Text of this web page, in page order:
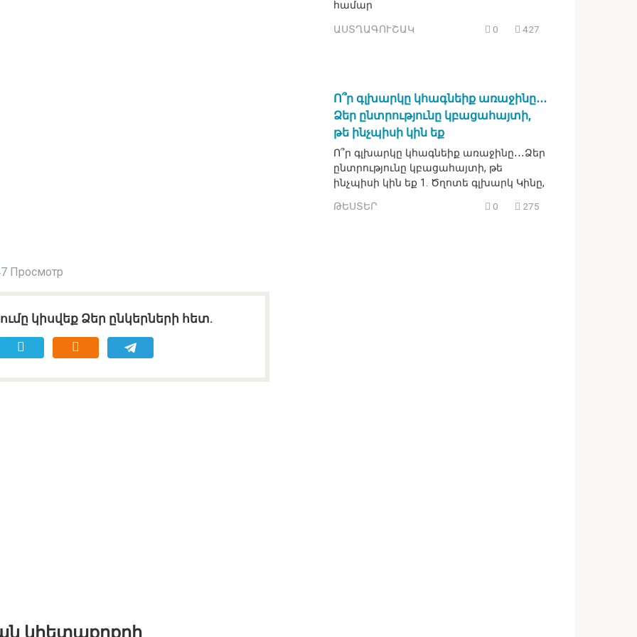
Просмотр
կիսվեք Ձեր ընկերների հետ.
կհետաքրքրի
համար
ԱՍՏՂԱԳՈՒՇԱԿ 0 427
Ո՞ր գլխարկը կհագնեիք առաջինը․․․
Ձեր ընտրությունը կբացահայտի,
թե ինչպիսի կին եք
Ո՞ր գլխարկը կհագնեիք առաջինը․․․Ձեր
ընտրությունը կբացահայտի, թե
ինչպիսի կին եք 1. Ծղոտե գլխարկ Կինը,
ԹԵՍՏԵՐ 0 275